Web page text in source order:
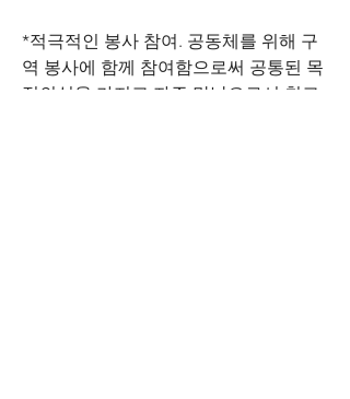
*적극적인 봉사 참여. 공동체를 위해 구
역 봉사에 함께 참여함으로써 공통된 목
적의식을 가지고 자주 만남으로서 친교